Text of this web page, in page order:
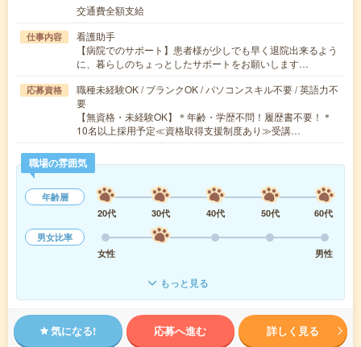
交通費全額支給
仕事内容
看護助手
【病院でのサポート】患者様が少しでも早く退院出来るよう
に、暮らしのちょっとしたサポートをお願いします…
応募資格
職種未経験OK / ブランクOK / パソコンスキル不要 / 英語力不
要
【無資格・未経験OK】＊年齢・学歴不問！履歴書不要！＊
10名以上採用予定≪資格取得支援制度あり≫受講…
職場の雰囲気
年齢層
20代
30代 40代 50代
60代
男女比率
女性
男性
もっと見る
気になる! 応募へ進む 詳しく見る